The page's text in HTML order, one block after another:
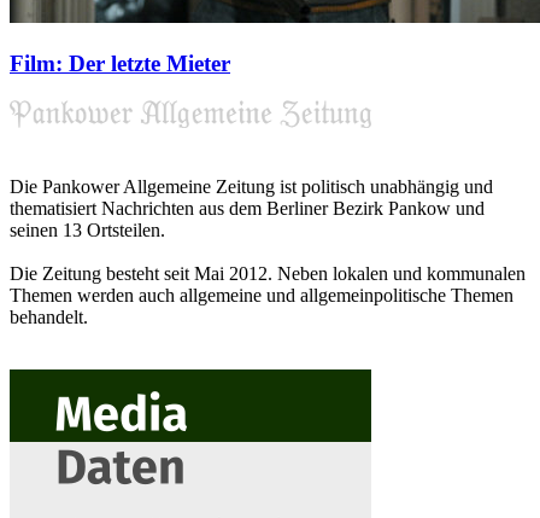
Film: Der letzte Mieter
Die Pankower Allgemeine Zeitung ist politisch unabhängig und
thematisiert Nachrichten aus dem Berliner Bezirk Pankow und
seinen 13 Ortsteilen.
Die Zeitung besteht seit Mai 2012. Neben lokalen und kommunalen
Themen werden auch allgemeine und allgemeinpolitische Themen
behandelt.